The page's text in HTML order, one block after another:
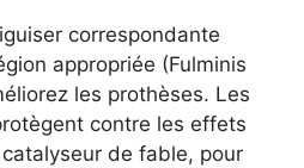
correspondante
appropriée (Fulminis
les prothèses. Les
contre les effets
de fable, pour